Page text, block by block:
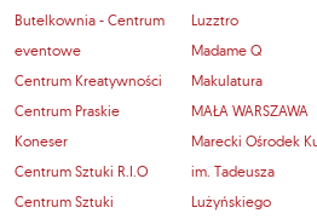
Butelkownia - Centrum
eventowe
Centrum Kreatywności
Centrum Praskie
Koneser
Centrum Sztuki R.I.O
Centrum Sztuki
Luzztro
Madame Q
Makulatura
MAŁA WARSZAWA
Marecki Ośrodek
im. Tadeusza
Lużyńskiego